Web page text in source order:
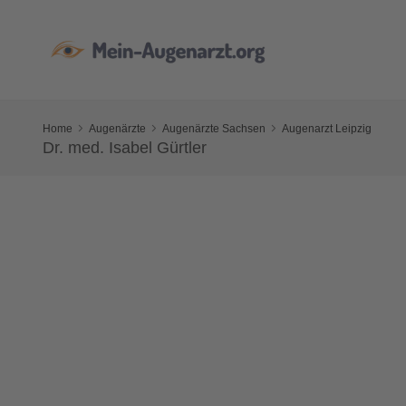
Home Augenärzte Augenärzte Sachsen Augenarzt Leipzig
Dr. med. Isabel Gürtler